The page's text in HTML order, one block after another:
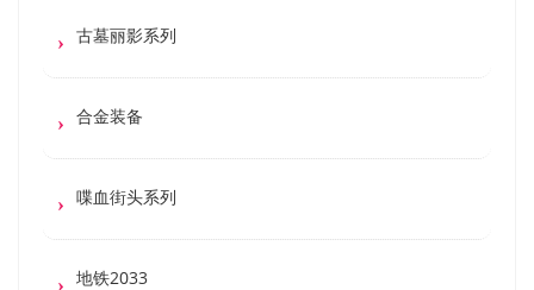
古墓丽影系列
合金装备
喋血街头系列
地铁2033